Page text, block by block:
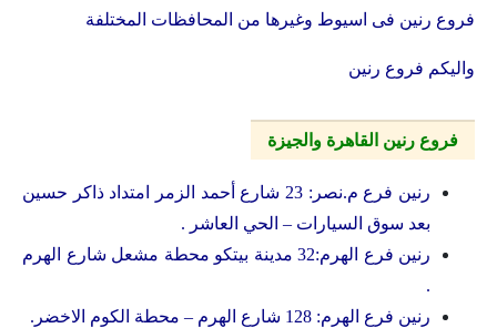
فروع رنين فى اسيوط وغيرها من المحافظات المختلفة
واليكم فروع رنين
فروع رنين القاهرة والجيزة
رنين فرع م.نصر: 23 شارع أحمد الزمر امتداد ذاكر حسين
بعد سوق السيارات – الحي العاشر .
رنين فرع الهرم:32 مدينة بيتكو محطة مشعل شارع الهرم
.
رنين فرع الهرم: 128 شارع الهرم – محطة الكوم الاخضر.